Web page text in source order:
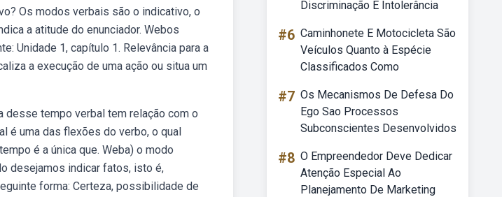
Os modos verbais são o indicativo, o
a atitude do enunciador. Webos
Unidade 1, capítulo 1. Relevância para a
a execução de uma ação ou situa um
desse tempo verbal tem relação com o
é uma das flexões do verbo, o qual
é a única que. Weba) o modo
desejamos indicar fatos, isto é,
forma: Certeza, possibilidade de
Discriminação E Intolerância
#6 Caminhonete E Motocicleta São
Veículos Quanto à Espécie
Classificados Como
#7 Os Mecanismos De Defesa Do
Ego Sao Processos
Subconscientes Desenvolvidos
#8 O Empreendedor Deve Dedicar
Atenção Especial Ao
Planejamento De Marketing